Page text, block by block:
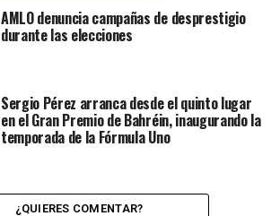
AMLO denuncia campañas de desprestigio
durante las elecciones
Sergio Pérez arranca desde el quinto lugar
en el Gran Premio de Bahréin, inaugurando la
temporada de la Fórmula Uno
¿QUIERES COMENTAR?